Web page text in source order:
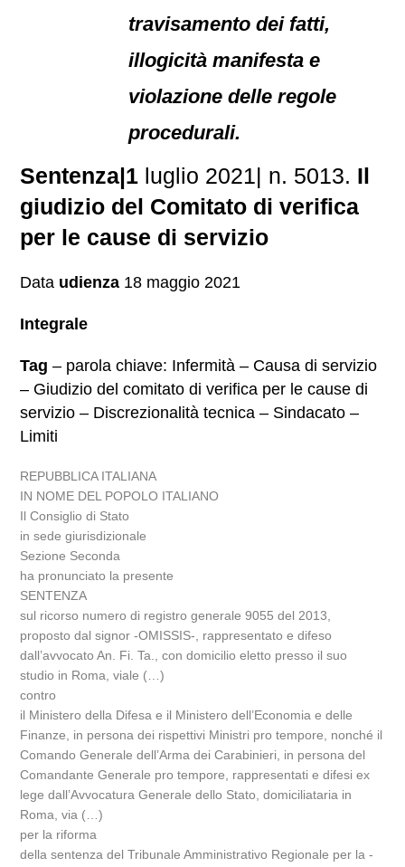
travisamento dei fatti,
illogicità manifesta e
violazione delle regole
procedurali.
Sentenza|1 luglio 2021| n. 5013. Il
giudizio del Comitato di verifica
per le cause di servizio
Data udienza 18 maggio 2021
Integrale
Tag – parola chiave: Infermità – Causa di servizio
– Giudizio del comitato di verifica per le cause di
servizio – Discrezionalità tecnica – Sindacato –
Limiti
REPUBBLICA ITALIANA
IN NOME DEL POPOLO ITALIANO
Il Consiglio di Stato
in sede giurisdizionale
Sezione Seconda
ha pronunciato la presente
SENTENZA
sul ricorso numero di registro generale 9055 del 2013,
proposto dal signor -OMISSIS-, rappresentato e difeso
dall’avvocato An. Fi. Ta., con domicilio eletto presso il suo
studio in Roma, viale (…)
contro
il Ministero della Difesa e il Ministero dell’Economia e delle
Finanze, in persona dei rispettivi Ministri pro tempore, nonché il
Comando Generale dell’Arma dei Carabinieri, in persona del
Comandante Generale pro tempore, rappresentati e difesi ex
lege dall’Avvocatura Generale dello Stato, domiciliataria in
Roma, via (…)
per la riforma
della sentenza del Tribunale Amministrativo Regionale per la -